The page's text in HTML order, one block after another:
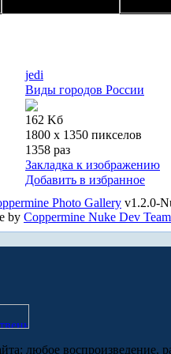
jedi
Виды городов России
162 Kб
1800 x 1350 пикселов
1358 раз
Закладка к изображению
Добавить в избранное
Photo Gallery v1.2.0-
by Coppermine Nuke Dev Team
любое воспроизведение,